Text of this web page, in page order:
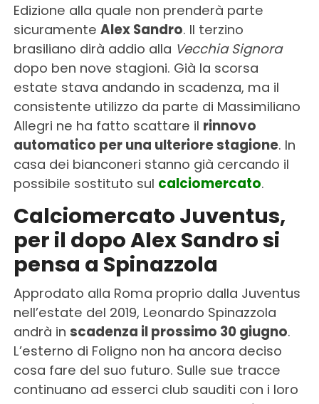
Edizione alla quale non prenderà parte
sicuramente Alex Sandro. Il terzino
brasiliano dirà addio alla Vecchia Signora
dopo ben nove stagioni. Già la scorsa
estate stava andando in scadenza, ma il
consistente utilizzo da parte di Massimiliano
Allegri ne ha fatto scattare il rinnovo
automatico per una ulteriore stagione. In
casa dei bianconeri stanno già cercando il
possibile sostituto sul calciomercato.
Calciomercato Juventus,
per il dopo Alex Sandro si
pensa a Spinazzola
Approdato alla Roma proprio dalla Juventus
nell’estate del 2019, Leonardo Spinazzola
andrà in scadenza il prossimo 30 giugno.
L’esterno di Foligno non ha ancora deciso
cosa fare del suo futuro. Sulle sue tracce
continuano ad esserci club sauditi con i loro